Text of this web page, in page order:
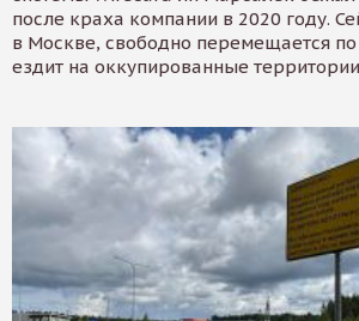
после краха компании в 2020 году.
в Москве, свободно перемещается
ездит на оккупированные